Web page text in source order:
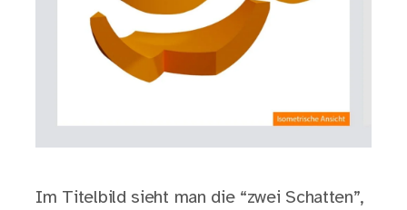
Im Titelbild sieht man die “zwei Schatten”,